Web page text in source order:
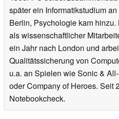
später ein Informatikstudium
Berlin, Psychologie kam
als wissenschaftlicher
ein Jahr nach London und
Qualitätssicherung von
u.a. an Spielen wie Sonic &
oder Company of Heroes. Seit
Notebookcheck.